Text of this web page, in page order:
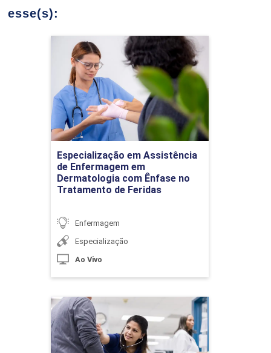
Assistência de Enfermagem ao Recém-
nascido e o Crescimento e
Desenvolvimento Infantil
Cuidados de Enfermagem ao Recém-
10h
10h
esse(s):
Especialização em Assistência
de Enfermagem em
Dermatologia com Ênfase no
Tratamento de Feridas
Enfermagem
Especialização
Ao Vivo
Especialização em
Assistência de
Enfermagem em
Dermatologia com Ênfase
no Tratamento de Feridas
Detalhes do curso
Ir para Inscrição
Especialização em
Assistência de
Enfermagem em Pronto
Atendimento